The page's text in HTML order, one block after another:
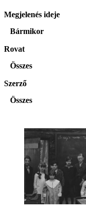
Megjelenés ideje
Bármikor
Rovat
Összes
Szerző
Összes